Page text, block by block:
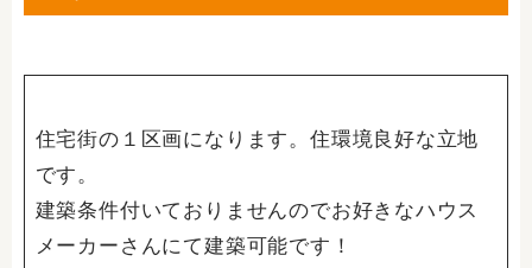
住宅街の１区画になります。住環境良好な立地
です。
建築条件付いておりませんのでお好きなハウス
メーカーさんにて建築可能です！